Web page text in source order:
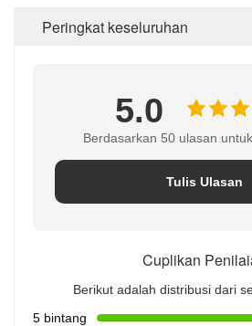
Peringkat keseluruhan
5.0
Berdasarkan 50 ulasan
Tulis Ulasan
Cuplikan
Berikut adalah distribusi dari
5 bintang